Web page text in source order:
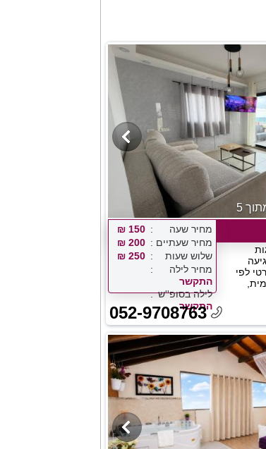
לפי
מחיר שעה
150 ₪
מחיר שעתיים
200 ₪
שלוש שעות
250 ₪
מחיר לילה
התקשר
לילה בסופ''ש
התקשר
052-9708763